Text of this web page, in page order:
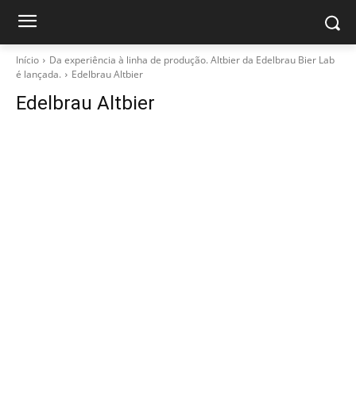
Início
Da experiência à linha de produção. Altbier da Edelbrau Bier Lab
é lançada.
Edelbrau Altbier
Edelbrau Altbier